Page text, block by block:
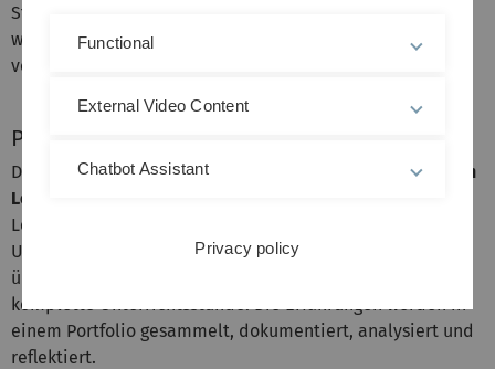
Studierenden in Baden-Württemberg an einer baden-
württembergischen Schule zu absolvieren. Es kann nicht
vor dem Studium abgeleistet werden.
Praktikum an der Schule
Die Betreuungdes Praktikums an der Schule erfolgt
durch
Lehrkräfte
Lehrkräfte während des Schulalltags, beobachten den
Unterrichtsablauf, betreuen lernende Schülergruppen,
übernehmen Unterrichtsteile oder unterrichten eine
komplette Unterrichtsstunde. Die Erfahrungen werden in
einem Portfolio gesammelt, dokumentiert, analysiert und
reflektiert.
Functional
External Video Content
Chatbot Assistant
Privacy policy